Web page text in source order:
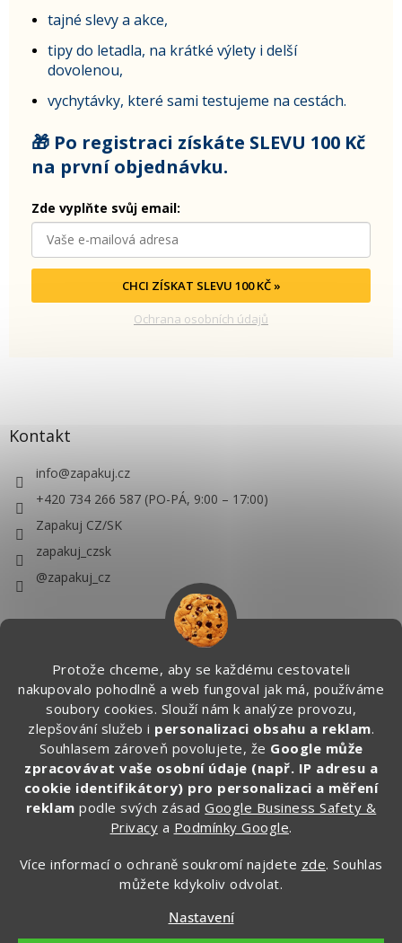
Protože chceme, aby se každému cestovateli
nakupovalo pohodlně a web fungoval jak má, používáme
soubory cookies. Slouží nám k analýze provozu,
zlepšování služeb i personalizaci obsahu a reklam.
Souhlasem zároveň povolujete, že Google může
zpracovávat vaše osobní údaje (např. IP adresu a
cookie identifikátory) pro personalizaci a měření
reklam podle svých zásadGoogle Business Safety &
Privacy a Podmínky Google.
Více informací o ochraně soukromí najdete zde. Souhlas
můžete kdykoliv odvolat.
Nastavení
tajné slevy a akce,
tipy do letadla, na krátké výlety i delší
dovolenou,
vychytávky, které sami testujeme na cestách.
🎁 Po registraci získáte SLEVU 100 Kč
na první objednávku.
Zde vyplňte svůj email:
CHCI ZÍSKAT SLEVU 100 KČ »
Ochrana osobních údajů
Kontakt
info@zapakuj.cz
+420 734 266 587 (PO-PÁ, 9:00 – 17:00)
Zapakuj CZ/SK
zapakuj_czsk
@zapakuj_cz
Vytvořil Shoptet